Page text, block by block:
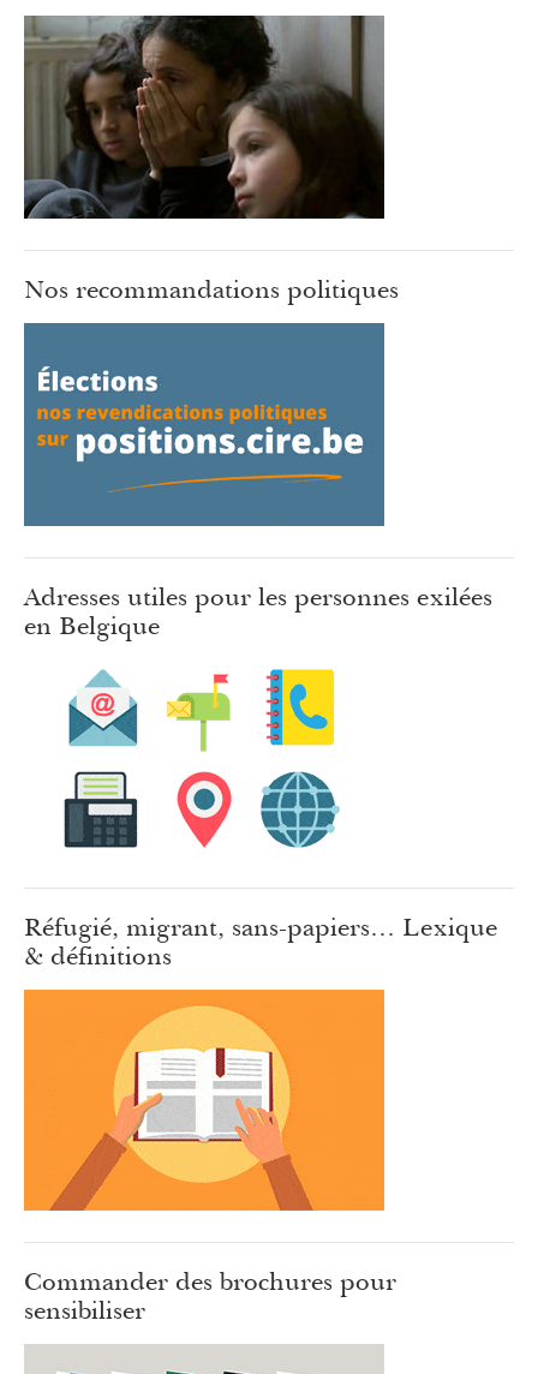
Nos recommandations politiques
Adresses utiles pour les personnes exilées
en Belgique
Réfugié, migrant, sans-papiers… Lexique
& définitions
Commander des brochures pour
sensibiliser